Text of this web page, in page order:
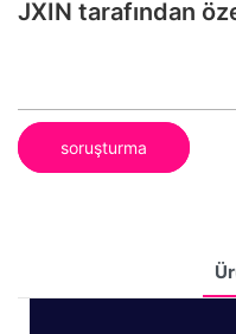
JXIN tarafından
soruşturma